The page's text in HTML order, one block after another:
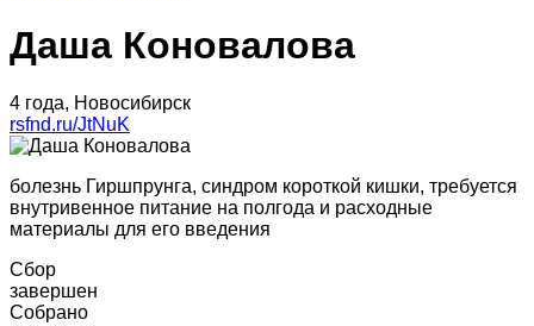
Даша Коновалова
4 года, Новосибирск
rsfnd.ru/JtNuK
болезнь Гиршпрунга, синдром короткой кишки, требуется
внутривенное питание на полгода и расходные
материалы для его введения
Сбор
завершен
Собрано